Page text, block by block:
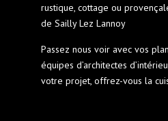
rustique, cottage ou
de Sailly Lez Lannoy
Passez nous voir avec vos
équipes d’architectes
votre projet, offrez-vous la